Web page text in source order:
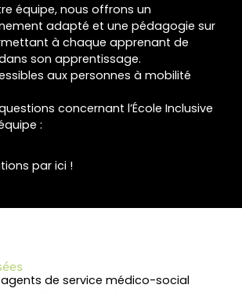
équipe, nous offrons un
adapté et une pédagogie sur
à chaque apprenant de
son apprentissage.
aux personnes à mobilité
concernant l’École Inclusive
:
par ici !
de service médico-social